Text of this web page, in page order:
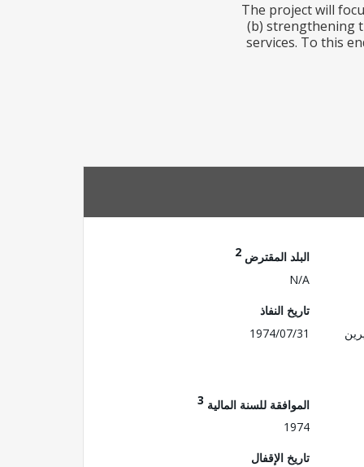
The project will
(b) strengthening
services. To this
البلد المقترض 2
N/A
تاريخ النفاذ
1974/07/31
الموافقة للسنة المالية 3
1974
تاريخ الإقفال